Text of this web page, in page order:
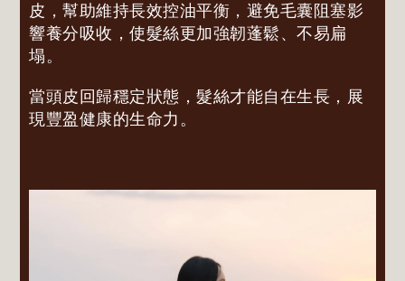
皮，幫助維持長效控油平衡，避免毛囊阻塞影
響養分吸收，使髮絲更加強韌蓬鬆、不易扁
塌。
當頭皮回歸穩定狀態，髮絲才能自在生長，展
現豐盈健康的生命力。